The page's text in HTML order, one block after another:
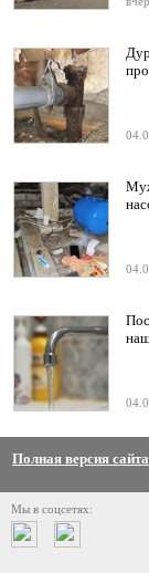
Полная версия сайта
Мы в соцсетях: